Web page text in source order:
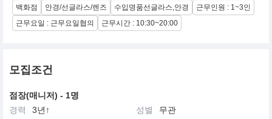
백화점 안경/선글라스/렌즈 수입명품선글라스,안경
근무인원 : 1~3인
근무요일 : 근무요일협의
근무시간 : 10:30~20:00
모집조건
점장(매니저) - 1명
경력
3년↑ 성별
무관